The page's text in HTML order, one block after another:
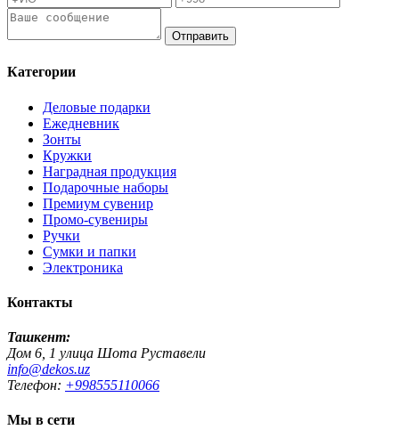
Отправить
Категории
Деловые подарки
Ежедневник
Зонты
Кружки
Наградная продукция
Подарочные наборы
Премиум сувенир
Промо-сувениры
Ручки
Сумки и папки
Электроника
Контакты
Ташкент:
Дом 6, 1 улица Шота Руставели
info@dekos.uz
Телефон: +998555110066
Мы в сети